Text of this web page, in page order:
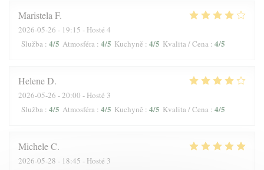
Maristela F
2026-05-26 - 19:15 - Hosté 4
Služba : 4/5 Atmosféra : 4/5 Kuchyně : 4/5 Kvalita / Cena : 4/5
HeleneD
2026-05-26 - 20:00 - Hosté 3
Služba : 4/5 Atmosféra : 4/5 Kuchyně : 4/5 Kvalita / Cena : 4/5
MicheleC
2026-05-28 - 18:45 - Hosté 3